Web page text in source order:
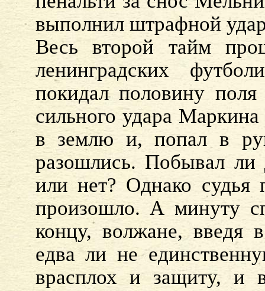
выполнил штрафной
Весь второй тайм
ленинградских
покидал половину
сильного удара
в землю и, попал в
разошлись. Побывал ли
или нет? Однако судья
произошло. А минуту
концу, волжане, введя
едва ли не
врасплох и защиту, и